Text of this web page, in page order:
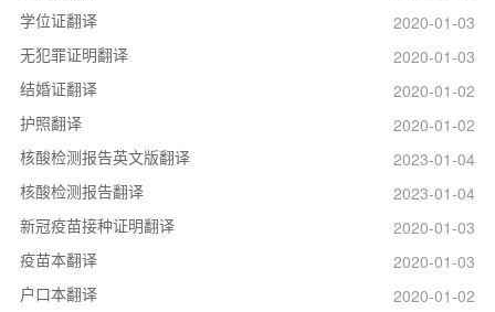
学位证翻译
2020-01-03
无犯罪证明翻译
2020-01-03
结婚证翻译
2020-01-02
护照翻译
2020-01-02
核酸检测报告英文版翻译
2023-01-04
核酸检测报告翻译
2023-01-04
新冠疫苗接种证明翻译
2020-01-03
疫苗本翻译
2020-01-03
户口本翻译
2020-01-02